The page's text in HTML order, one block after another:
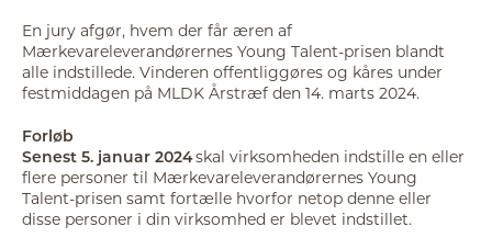
En jury afgør, hvem der får æren af
Mærkevareleverandørernes Young Talent-prisen blandt
alle indstillede. Vinderen offentliggøres og kåres under
festmiddagen på MLDK Årstræf den 14. marts 2024.
Forløb
Senest 5. januar 2024skal virksomheden indstille en eller
flere personer til Mærkevareleverandørernes Young
Talent-prisen samt fortælle hvorfor netop denne eller
disse personer i din virksomhed er blevet indstillet.